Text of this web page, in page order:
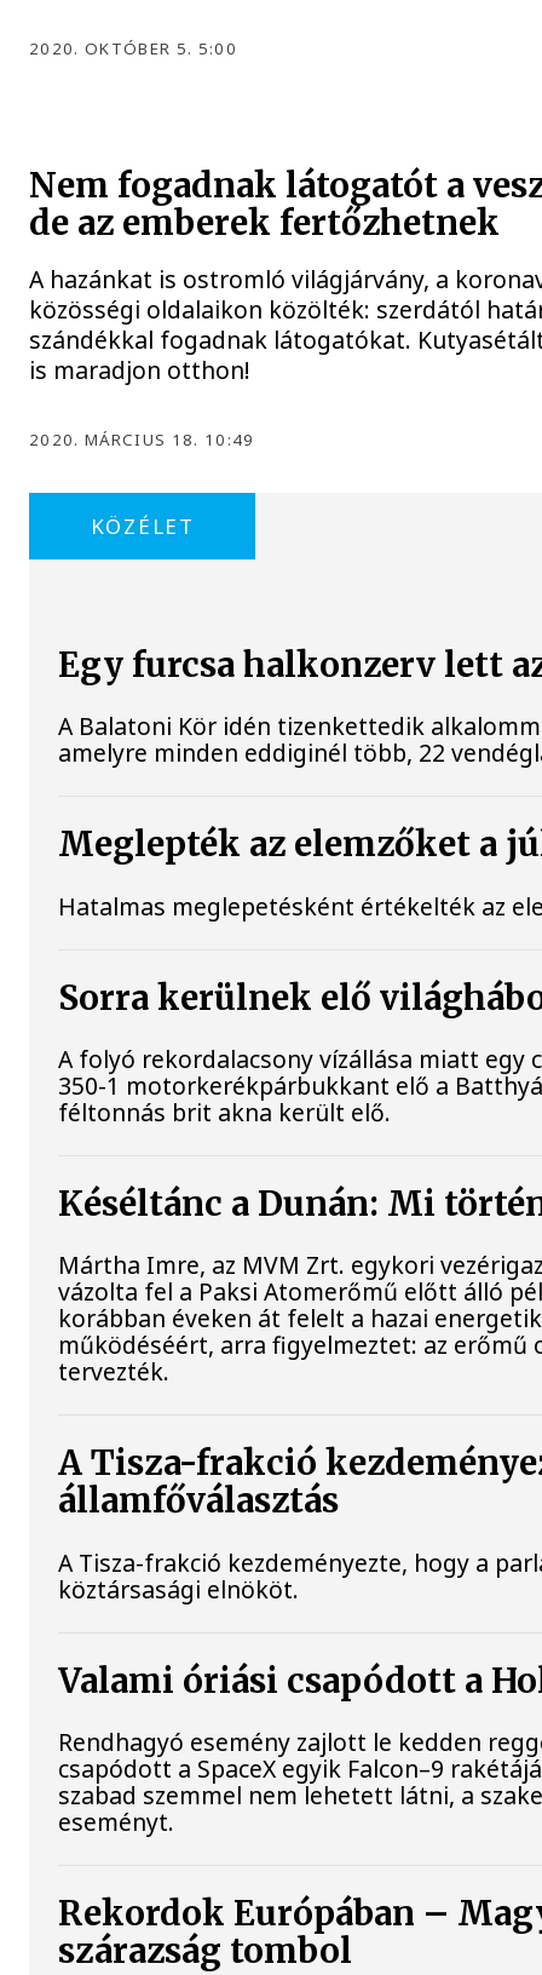
2020. OKTÓBER 5. 5:00
Nem fogadnak látogatót a
de az emberek fertőzhetnek
A hazánkat is ostromló világjárvány, a
közösségi oldalaikon közölték: szerdától
szándékkal fogadnak látogatókat.
is maradjon otthon!
2020. MÁRCIUS 18. 10:49
KÖZÉLET
Egy furcsa halkonzerv lett
A Balatoni Kör idén tizenkettedik
amelyre minden eddiginél több, 22
Meglepték az elemzőket a
Hatalmas meglepetésként értékelték az
Sorra kerülnek elő
A folyó rekordalacsony vízállása miatt egy
350-1 motorkerékpárbukkant elő a
féltonnás brit akna került elő.
Késéltánc a Dunán: Mi
Mártha Imre, az MVM Zrt. egykori
vázolta fel a Paksi Atomerőmű előtt álló
korábban éveken át felelt a hazai
működéséért, arra figyelmeztet: az
tervezték.
A Tisza-frakció
államfőválasztás
A Tisza-frakció kezdeményezte, hogy a
köztársasági elnököt.
Valami óriási csapódott a
Rendhagyó esemény zajlott le kedden
csapódott a SpaceX egyik Falcon–9
szabad szemmel nem lehetett látni, a
eseményt.
Rekordok Európában –
szárazság tombol